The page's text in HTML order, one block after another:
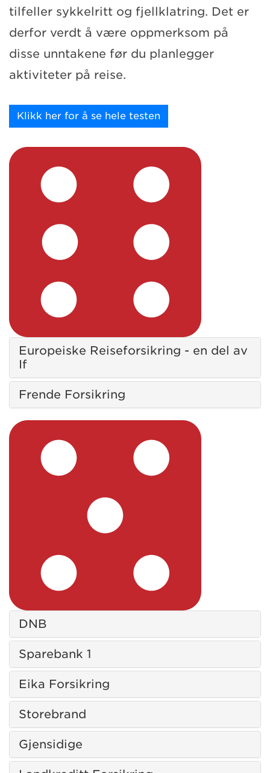
tilfeller sykkelritt og fjellklatring. Det er
derfor verdt å være oppmerksom på
disse unntakene før du planlegger
aktiviteter på reise.
Klikk her for å se hele testen
Europeiske Reiseforsikring - en del av
If
Frende Forsikring
DNB
Sparebank 1
Eika Forsikring
Storebrand
Gjensidige